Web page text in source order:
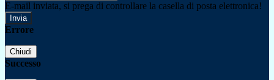
E-mail inviata, si prega di controllare la casella di posta elettronica!
Errore
Chiudi
Successo